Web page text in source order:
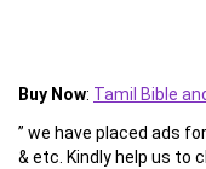
Buy Now: Tamil Bible
” we have placed ads
& etc. Kindly help us to